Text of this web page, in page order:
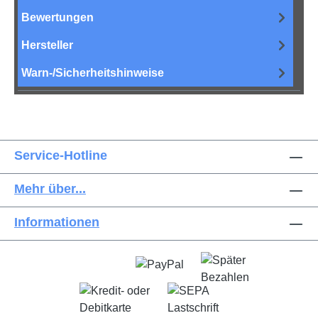
Bewertungen
Hersteller
Warn-/Sicherheitshinweise
Service-Hotline
Mehr über...
Informationen